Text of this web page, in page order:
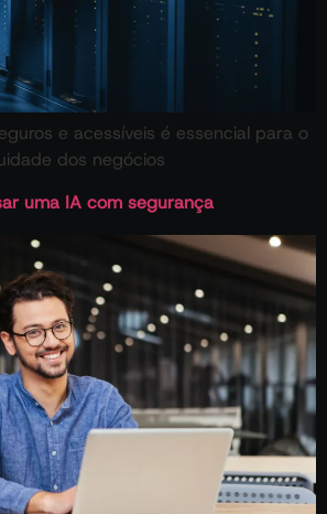
e acessíveis é essencial para o
dos negócios
uma IA com segurança